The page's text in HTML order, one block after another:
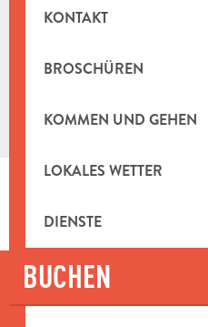
KONTAKT
BROSCHÜREN
KOMMEN UND GEHEN
LOKALES WETTER
DIENSTE
BUCHEN
Herausfordernd
Cuges-les-Pins